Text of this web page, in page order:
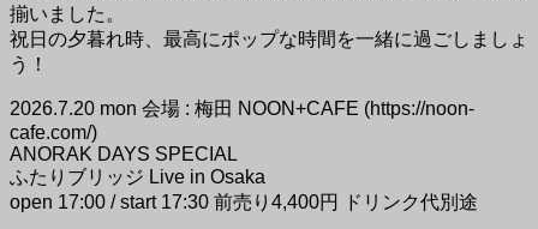
揃いました。
祝日の夕暮れ時、最高にポップな時間を一緒に過ごしましょ
う！
2026.7.20 mon 会場 : 梅田 NOON+CAFE (https://noon-
cafe.com/)
ANORAK DAYS SPECIAL
ふたりブリッジ Live in Osaka
open 17:00 / start 17:30 前売り4,400円 ドリンク代別途